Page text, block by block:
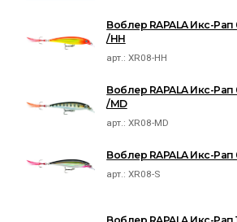
Воблер RAPALA Икс-Рап
/HH
арт.:XR08-HH
Воблер RAPALA Икс-Рап
/MD
арт.:XR08-MD
Воблер RAPALA Икс-Рап
арт.:XR08-S